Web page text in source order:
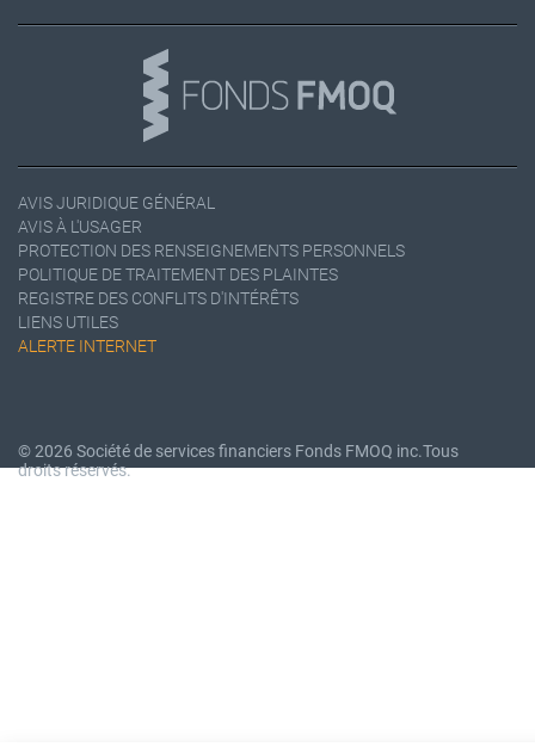
AVIS JURIDIQUE GÉNÉRAL
AVIS À L'USAGER
PROTECTION DES RENSEIGNEMENTS PERSONNELS
POLITIQUE DE TRAITEMENT DES PLAINTES
REGISTRE DES CONFLITS D'INTÉRÊTS
LIENS UTILES
ALERTE INTERNET
© 2026 Société de services financiers Fonds FMOQ inc.Tous
droits réservés.